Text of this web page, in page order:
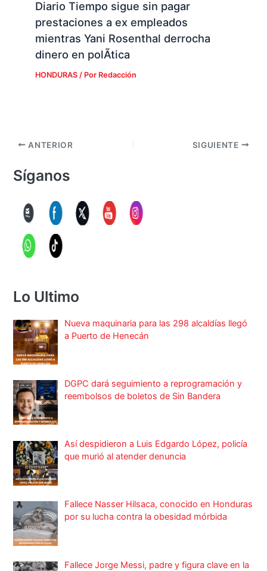
Diario Tiempo sigue sin pagar
prestaciones a ex empleados
mientras Yani Rosenthal derrocha
dinero en polÃ­tica
HONDURAS/ Por Redacción
ANTERIOR SIGUIENTE
Síganos
Lo Ultimo
Nueva maquinaria para las 298 alcaldías llegó
a Puerto de Henecán
DGPC dará seguimiento a reprogramación y
reembolsos de boletos de Sin Bandera
Así despidieron a Luis Edgardo López, policía
que murió al atender denuncia
Fallece Nasser Hilsaca, conocido en Honduras
por su lucha contra la obesidad mórbida
Fallece Jorge Messi, padre y figura clave en la